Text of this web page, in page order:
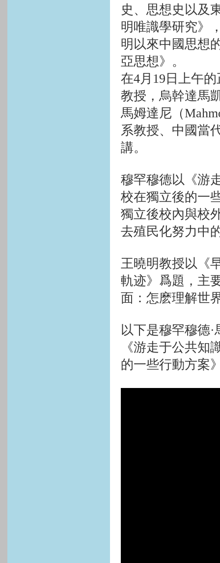
史、思想史以及
明唯識學研究》
明以來中國思想
亞思想》。
在4月 19 日上午
教授，烏幹達馬
馬姆達尼（
系教授、中國當
講。
穆罕穆德以《游
校在獨立後的一
獨立後校內與校
去殖民化努力中
王曉明教授以《
軌迹》爲題，主
面：怎麽理解世
以下是穆罕穆德
《游走于公共知
的一些行動方案